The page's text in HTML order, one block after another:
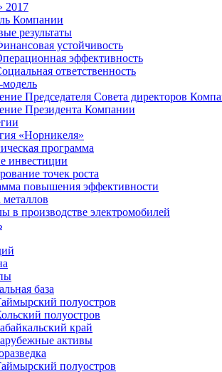
2017
Компании
результаты
устойчивость
эффективность
ответственность
модель
Председателя Совета директоров
Президента Компании
«Норникеля»
программа
инвестиции
точек роста
повышения эффективности
в производстве электромобилей
база
полуостров
полуостров
край
активы
полуостров